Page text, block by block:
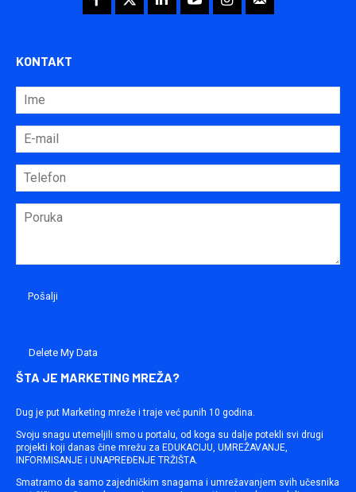
KONTAKT
Delete My Data
ŠTA JE MARKETING MREŽA?
Dug je put Marketing mreže i traje već punih 10 godina.
Svoju snagu utemeljili smo u portalu, od koga su dalje potekli svi drugi
projekti koji danas čine mrežu za EDUKACIJU, UMREŽAVANJE,
INFORMISANJE i UNAPREĐENJE TRŽIŠTA.
Smatramo da samo zajedničkim snagama i umrežavanjem svih učesnika